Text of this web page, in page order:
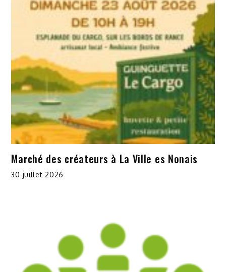
Marché des créateurs à La Ville es Nonais
30 juillet 2026